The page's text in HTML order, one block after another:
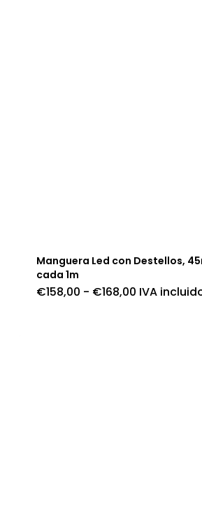
Manguera Led con Destellos,
cada 1m
€158,00 - €168,00Rango
IVA